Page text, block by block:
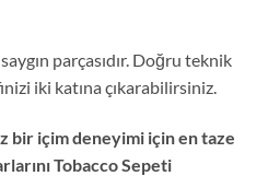
parçasıdır. Doğru teknik
iki katına çıkarabilirsiniz.
bir içim deneyimi için en taze
Tobacco Sepeti